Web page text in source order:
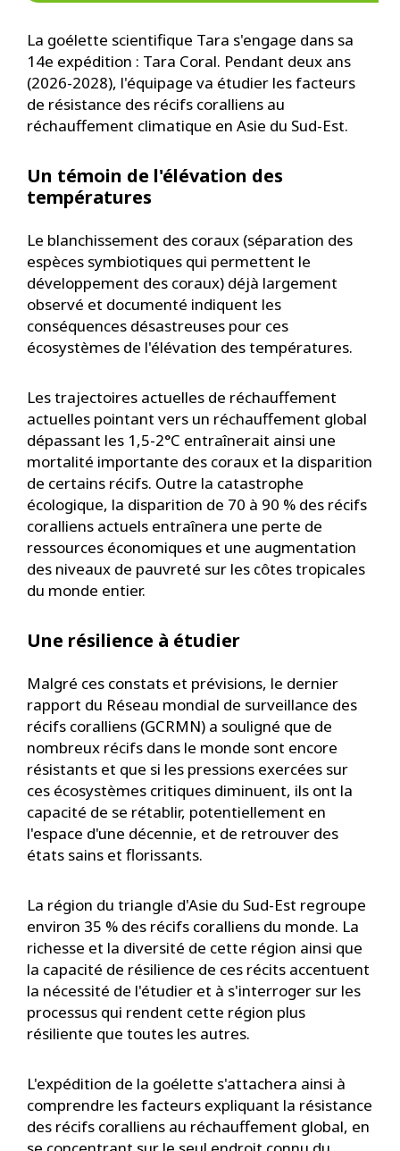
La goélette scientifique Tara s'engage dans sa
14e expédition : Tara Coral. Pendant deux ans
(2026-2028), l'équipage va étudier les facteurs
de résistance des récifs coralliens au
réchauffement climatique en Asie du Sud-Est.
Un témoin de l'élévation des
températures
Le blanchissement des coraux (séparation des
espèces symbiotiques qui permettent le
développement des coraux) déjà largement
observé et documenté indiquent les
conséquences désastreuses pour ces
écosystèmes de l'élévation des températures.
Les trajectoires actuelles de réchauffement
actuelles pointant vers un réchauffement global
dépassant les 1,5-2°C entraînerait ainsi une
mortalité importante des coraux et la disparition
de certains récifs. Outre la catastrophe
écologique, la disparition de 70 à 90 % des récifs
coralliens actuels entraînera une perte de
ressources économiques et une augmentation
des niveaux de pauvreté sur les côtes tropicales
du monde entier.
Une résilience à étudier
Malgré ces constats et prévisions, le dernier
rapport du Réseau mondial de surveillance des
récifs coralliens (GCRMN) a souligné que de
nombreux récifs dans le monde sont encore
résistants et que si les pressions exercées sur
ces écosystèmes critiques diminuent, ils ont la
capacité de se rétablir, potentiellement en
l'espace d'une décennie, et de retrouver des
états sains et florissants.
La région du triangle d'Asie du Sud-Est regroupe
environ 35 % des récifs coralliens du monde. La
richesse et la diversité de cette région ainsi que
la capacité de résilience de ces récits accentuent
la nécessité de l'étudier et à s'interroger sur les
processus qui rendent cette région plus
résiliente que toutes les autres.
L'expédition de la goélette s'attachera ainsi à
comprendre les facteurs expliquant la résistance
des récifs coralliens au réchauffement global, en